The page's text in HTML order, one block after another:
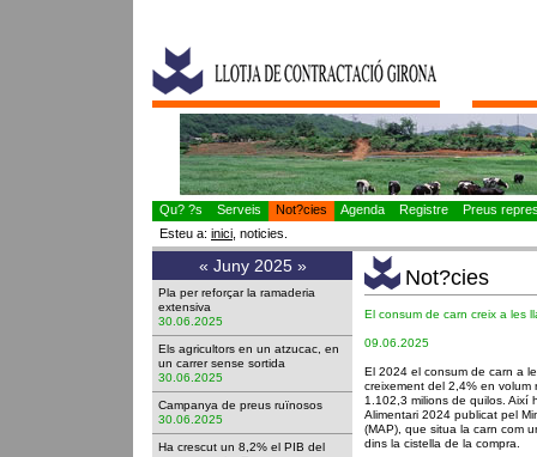
Qu? ?s Serveis Not?cies Agenda Registre
Preus
Esteu a: inici , noticies.
« Juny 2025 »
Pla per reforçar la ramaderia
extensiva
30.06.2025
Els agricultors en un atzucac, en
un carrer sense sortida
30.06.2025
Campanya de preus ruïnosos
30.06.2025
Ha crescut un 8,2% el PIB del
Not?cies
El consum de carn creix a les
09.06.2025
El 2024 el consum de carn a
creixement del 2,4% en volum
1.102,3 milions de quilos. Així
Alimentari 2024 publicat pel
(MAP), que situa la carn com
dins la cistella de la compra.